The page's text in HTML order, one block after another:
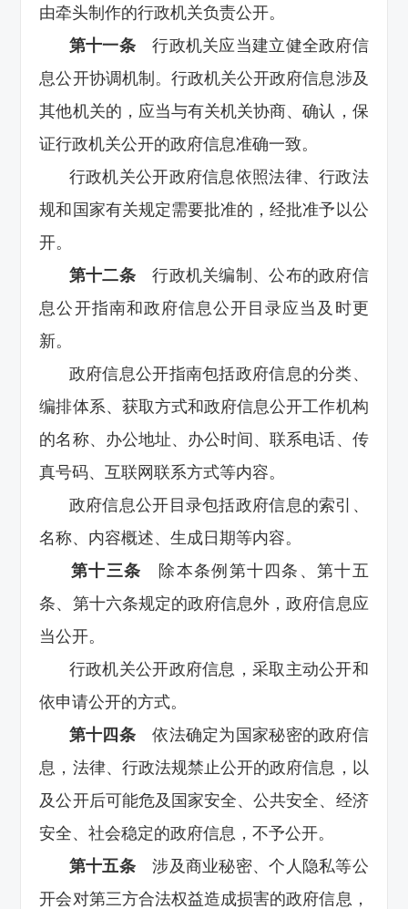
由牵头制作的行政机关负责公开。
第十一条 行政机关应当建立健全政府信
息公开协调机制。行政机关公开政府信息涉及
其他机关的，应当与有关机关协商、确认，保
证行政机关公开的政府信息准确一致。
行政机关公开政府信息依照法律、行政法
规和国家有关规定需要批准的，经批准予以公
开。
第十二条 行政机关编制、公布的政府信
息公开指南和政府信息公开目录应当及时更
新。
政府信息公开指南包括政府信息的分类、
编排体系、获取方式和政府信息公开工作机构
的名称、办公地址、办公时间、联系电话、传
真号码、互联网联系方式等内容。
政府信息公开目录包括政府信息的索引、
名称、内容概述、生成日期等内容。
第十三条 除本条例第十四条、第十五
条、第十六条规定的政府信息外，政府信息应
当公开。
行政机关公开政府信息，采取主动公开和
依申请公开的方式。
第十四条 依法确定为国家秘密的政府信
息，法律、行政法规禁止公开的政府信息，以
及公开后可能危及国家安全、公共安全、经济
安全、社会稳定的政府信息，不予公开。
第十五条 涉及商业秘密、个人隐私等公
开会对第三方合法权益造成损害的政府信息，